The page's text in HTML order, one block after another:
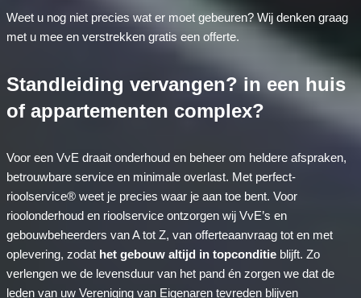
Weet u nog niet precies wat er moet gebeuren? Wij denken graag
met u mee en verstrekken gratis een offerte.
Standleiding vervangen? in een huis
of appartementen complex?
Voor een VvE draait onderhoud en beheer om heldere afspraken,
betrouwbare service en minimale overlast. Met perfect-
rioolservice® weet je precies waar je aan toe bent. Voor
rioolonderhoud en rioolservice ontzorgen wij VvE’s en
gebouwbeheerders van A tot Z, van offerteaanvraag tot en met
oplevering, zodat het gebouw altijd in topconditieblijft. Zo
verlengen we de levensduur van het pand én zorgen we dat de
leden van uw Vereniging van Eigenaren tevreden blijven